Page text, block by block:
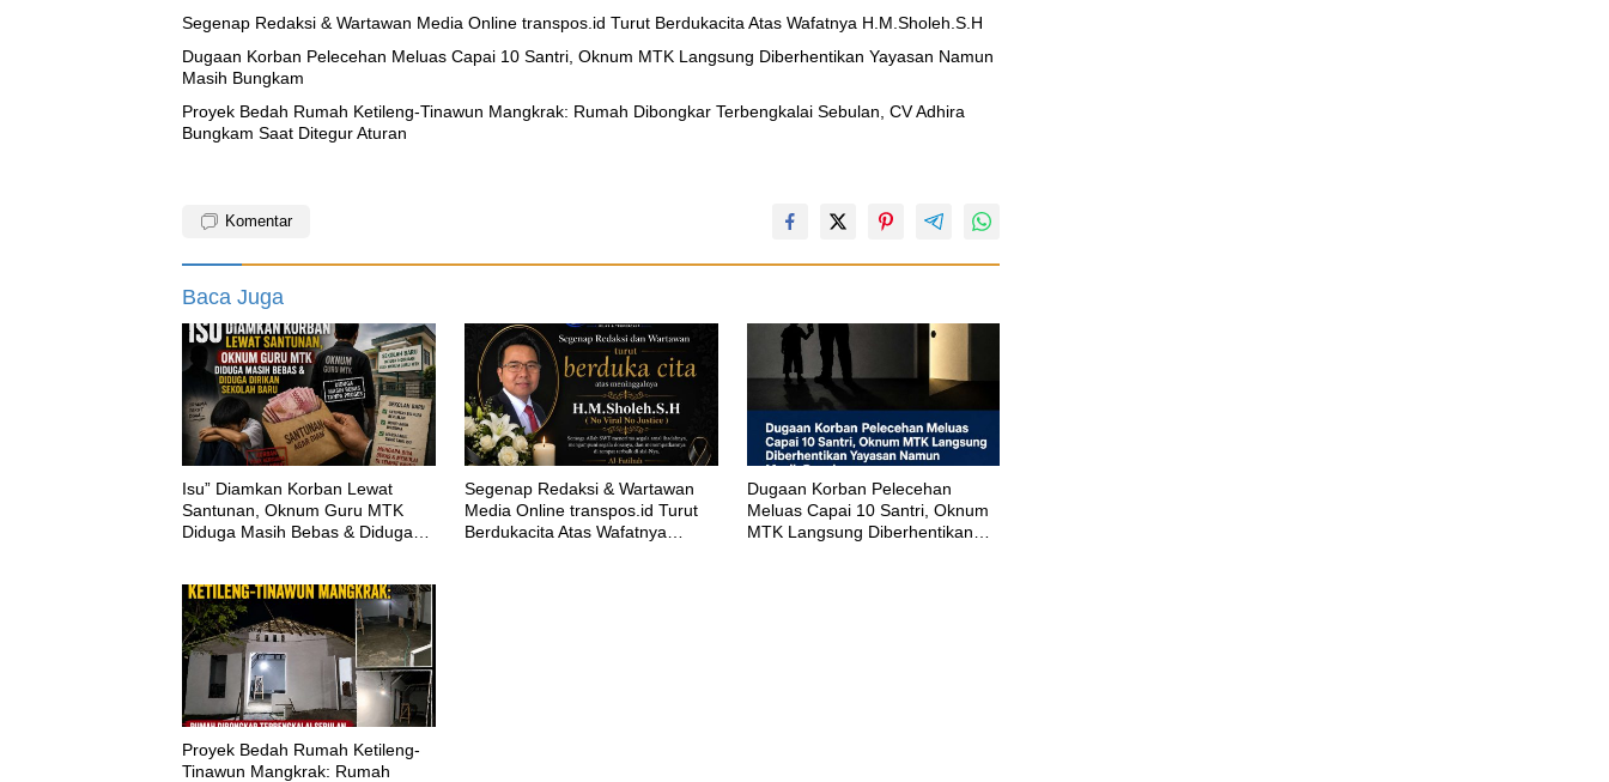
Segenap Redaksi & Wartawan Media Online transpos.id Turut Berdukacita Atas Wafatnya H.M.Sholeh.S.H
‎Dugaan Korban Pelecehan Meluas Capai 10 Santri, Oknum MTK Langsung Diberhentikan Yayasan Namun
Masih Bungkam
Proyek Bedah Rumah Ketileng-Tinawun Mangkrak: Rumah Dibongkar Terbengkalai Sebulan, CV Adhira
Bungkam Saat Ditegur Aturan
Komentar
Baca Juga
‎Isu” Diamkan Korban Lewat
Santunan, Oknum Guru MTK
Diduga Masih Bebas & Diduga
Segenap Redaksi & Wartawan
Media Online transpos.id Turut
Berdukacita Atas Wafatnya
‎Dugaan Korban Pelecehan
Meluas Capai 10 Santri, Oknum
MTK Langsung Diberhentikan
Proyek Bedah Rumah Ketileng-
Tinawun Mangkrak: Rumah